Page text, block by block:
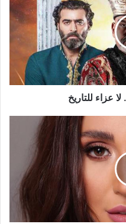
عزاء للتاريخ